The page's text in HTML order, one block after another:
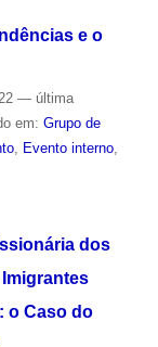
e o
— última
em: Grupo de
, Evento interno,
dos
o Caso do